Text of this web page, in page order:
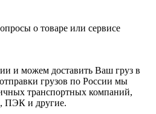
о товаре или сервисе
и можем доставить Ваш груз в
грузов по России мы
транспортных компаний,
ПЭК и другие.